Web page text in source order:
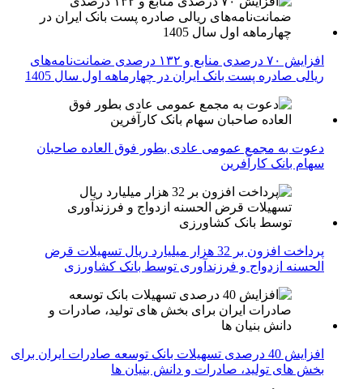
افزایش ۷۰ درصدی منابع و ۱۳۲ درصدی ضمانت‌نامه‌های
ریالی صادره پست بانک ایران در چهارماهه اول سال 1405
دعوت به مجمع عمومی عادی بطور فوق العاده صاحبان
سهام بانک کارآفرین
پرداخت افزون بر 32 هزار میلیارد ریال تسهیلات قرض
الحسنه ازدواج و فرزندآوری توسط بانک کشاورزی
افزایش 40 درصدی تسهیلات بانک توسعه صادرات ایران برای
بخش های تولید، صادرات و دانش بنیان ها